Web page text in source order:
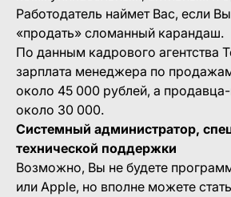
Работодатель наймет Вас, если
«продать» сломанный карандаш.
По данным кадрового агентства
зарплата менеджера по
около 45 000 рублей, а
около 30 000.
Системный администратор,
технической поддержки
Возможно, Вы не будете
или Apple, но вполне можете